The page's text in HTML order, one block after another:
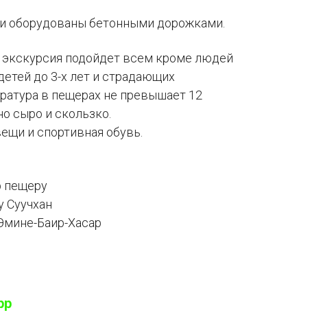
бетонными дорожками.
экскурсия подойдет всем кроме людей
до 3-х лет и страдающих
в пещерах не превышает 12
сыро и скользко.
и спортивная обувь.
пещеру
Суучхан
Баир-Хасар